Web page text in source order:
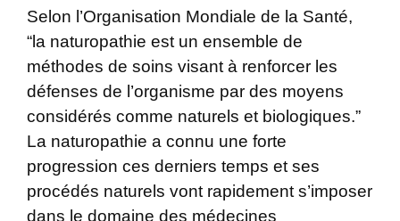
Selon l’Organisation Mondiale de la Santé,
“la naturopathie est un ensemble de
méthodes de soins visant à renforcer les
défenses de l’organisme par des moyens
considérés comme naturels et biologiques.”
La naturopathie a connu une forte
progression ces derniers temps et ses
procédés naturels vont rapidement s’imposer
dans le domaine des médecines